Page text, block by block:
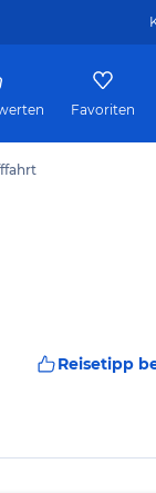
Favoriten
Reisetipp